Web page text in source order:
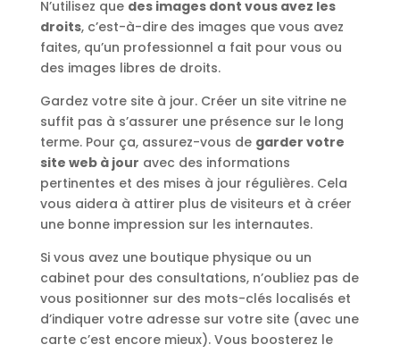
N’utilisez que des images dont vous avez les
droits, c’est-à-dire des images que vous avez
faites, qu’un professionnel a fait pour vous ou
des images libres de droits.
Gardez votre site à jour. Créer un site vitrine ne
suffit pas à s’assurer une présence sur le long
terme. Pour ça, assurez-vous de garder votre
site web à jour avec des informations
pertinentes et des mises à jour régulières. Cela
vous aidera à attirer plus de visiteurs et à créer
une bonne impression sur les internautes.
Si vous avez une boutique physique ou un
cabinet pour des consultations, n’oubliez pas de
vous positionner sur des mots-clés localisés et
d’indiquer votre adresse sur votre site (avec une
carte c’est encore mieux). Vous boosterez le